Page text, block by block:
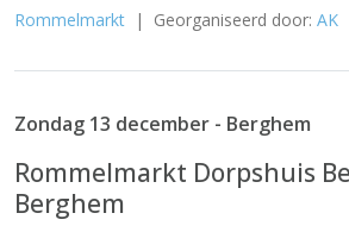
Rommelmarkt | Georganiseerd door: AK
Zondag 13 december - Berghem
Rommelmarkt Dorpshuis
Berghem